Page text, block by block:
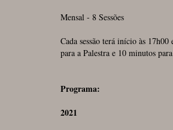
Mensal - 8 Sessões
Cada sessão terá início às
para a Palestra e 10 minutos
Programa:
2021